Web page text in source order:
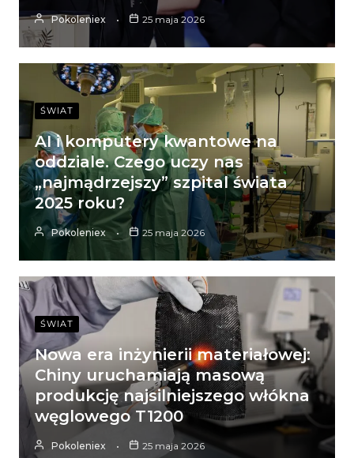
Pokoleniex 25 maja 2026
ŚWIAT
AI i komputery kwantowe na
oddziale. Czego uczy nas
„najmądrzejszy” szpital świata
2025 roku?
Pokoleniex 25 maja 2026
ŚWIAT
Nowa era inżynierii materiałowej:
Chiny uruchamiają masową
produkcję najsilniejszego włókna
węglowego T1200
Pokoleniex 25 maja 2026